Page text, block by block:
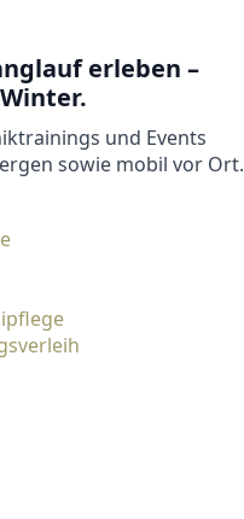
erleben –
und Events
sowie mobil vor Ort.